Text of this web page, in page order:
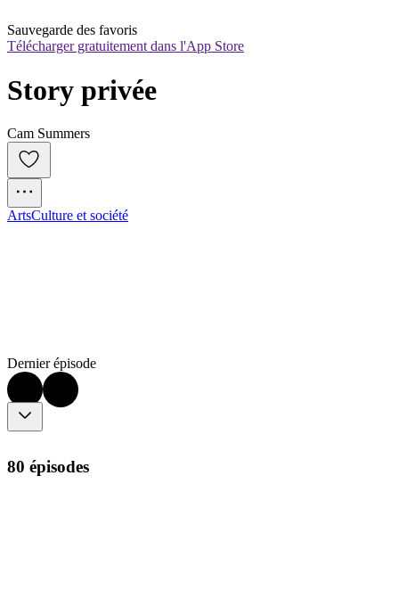
Sauvegarde des favoris
Télécharger gratuitement dans l'App Store
Story privée
Cam Summers
ArtsCulture et société
Dernier épisode
80 épisodes